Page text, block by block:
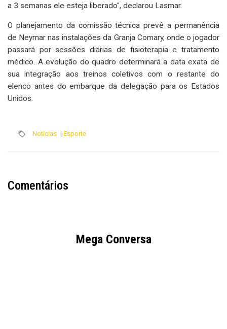
a 3 semanas ele esteja liberado", declarou Lasmar.
O planejamento da comissão técnica prevê a permanência
de Neymar nas instalações da Granja Comary, onde o jogador
passará por sessões diárias de fisioterapia e tratamento
médico. A evolução do quadro determinará a data exata de
sua integração aos treinos coletivos com o restante do
elenco antes do embarque da delegação para os Estados
Unidos.
Notícias | Esporte
Comentários
Mega Conversa